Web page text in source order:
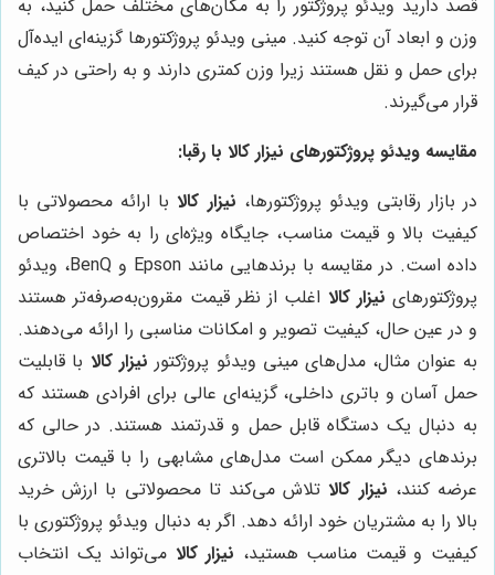
قصد دارید ویدئو پروژکتور را به مکان‌های مختلف حمل کنید، به
وزن و ابعاد آن توجه کنید. مینی ویدئو پروژکتورها گزینه‌ای ایده‌آل
برای حمل و نقل هستند زیرا وزن کمتری دارند و به راحتی در کیف
قرار می‌گیرند.
مقایسه ویدئو پروژکتورهای نیزار کالا با رقبا:
در بازار رقابتی ویدئو پروژکتورها، نیزار کالابا ارائه محصولاتی با
کیفیت بالا و قیمت مناسب، جایگاه ویژه‌ای را به خود اختصاص
داده است. در مقایسه با برندهایی مانند Epson و BenQ، ویدئو
پروژکتورهای نیزار کالا اغلب از نظر قیمت مقرون‌به‌صرفه‌تر هستند
و در عین حال، کیفیت تصویر و امکانات مناسبی را ارائه می‌دهند.
به عنوان مثال، مدل‌های مینی ویدئو پروژکتور نیزار کالا با قابلیت
حمل آسان و باتری داخلی، گزینه‌ای عالی برای افرادی هستند که
به دنبال یک دستگاه قابل حمل و قدرتمند هستند. در حالی که
برندهای دیگر ممکن است مدل‌های مشابهی را با قیمت بالاتری
عرضه کنند، نیزار کالاتلاش می‌کند تا محصولاتی با ارزش خرید
بالا را به مشتریان خود ارائه دهد. اگر به دنبال ویدئو پروژکتوری با
کیفیت و قیمت مناسب هستید، نیزار کالا می‌تواند یک انتخاب